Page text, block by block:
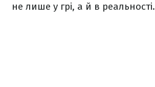
не лише у грі, а й в реальності.